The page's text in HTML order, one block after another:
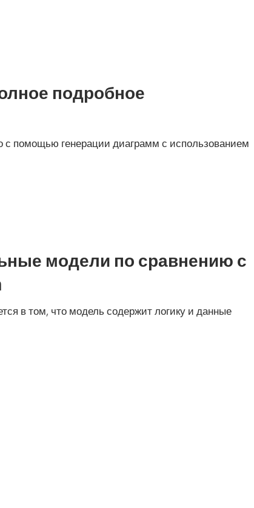
подробное
с помощью генерации диаграмм с использованием
модели по сравнению с
в том, что модель содержит логику и данные